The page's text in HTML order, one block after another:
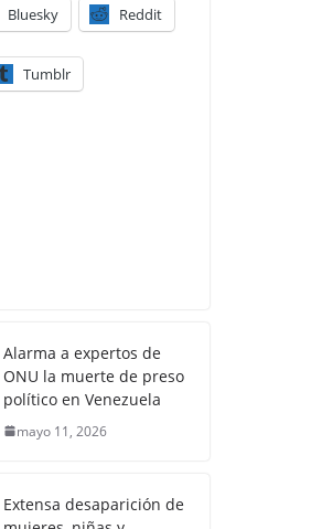
Bluesky Reddit
Tumblr
Alarma a expertos de
ONU la muerte de preso
político en Venezuela
mayo 11, 2026
Extensa desaparición de